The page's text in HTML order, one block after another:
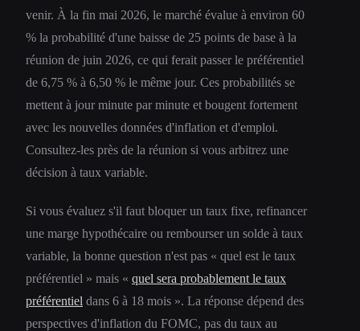
venir. À la fin mai 2026, le marché évalue à environ 60
% la probabilité d'une baisse de 25 points de base à la
réunion de juin 2026, ce qui ferait passer le préférentiel
de 6,75 % à 6,50 % le même jour. Ces probabilités se
mettent à jour minute par minute et bougent fortement
avec les nouvelles données d'inflation et d'emploi.
Consultez-les près de la réunion si vous arbitrez une
décision à taux variable.
Si vous évaluez s'il faut bloquer un taux fixe, refinancer
une marge hypothécaire ou rembourser un solde à taux
variable, la bonne question n'est pas « quel est le taux
préférentiel » mais « quel sera probablement le taux
préférentiel dans 6 à 18 mois ». La réponse dépend des
perspectives d'inflation du FOMC, pas du taux au